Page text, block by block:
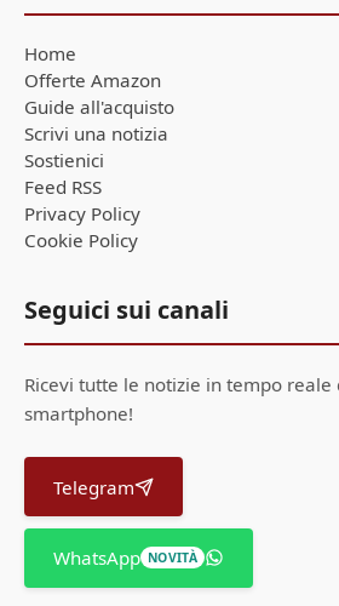
Home
Offerte Amazon
Guide all'acquisto
Scrivi una notizia
Sostienici
Feed RSS
Privacy Policy
Cookie Policy
Seguici sui canali
Ricevi tutte le notizie in tempo
smartphone!
Telegram
WhatsApp NOVITÀ